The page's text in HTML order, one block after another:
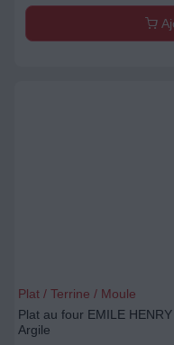
Plat / Terrine / Moule
Plat au four EMILE
Argile